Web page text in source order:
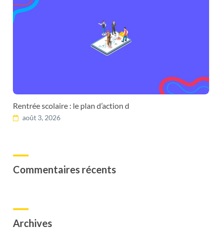
Rentrée scolaire : le plan d’action d
août 3, 2026
Commentaires récents
Archives